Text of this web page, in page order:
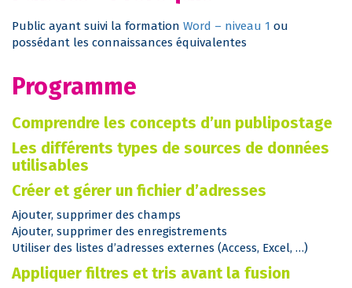
Public ayant suivi la formation Word – niveau 1 ou
possédant les connaissances équivalentes
Programme
Comprendre les concepts d’un publipostage
Les différents types de sources de données
utilisables
Créer et gérer un fichier d’adresses
Ajouter, supprimer des champs
Ajouter, supprimer des enregistrements
Utiliser des listes d’adresses externes (Access, Excel, …)
Appliquer filtres et tris avant la fusion